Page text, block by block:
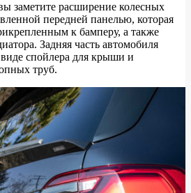
заметите расширение колесных
передней панелью, которая
к бамперу, а также
Задняя часть автомобиля
спойлера для крыши и
труб.